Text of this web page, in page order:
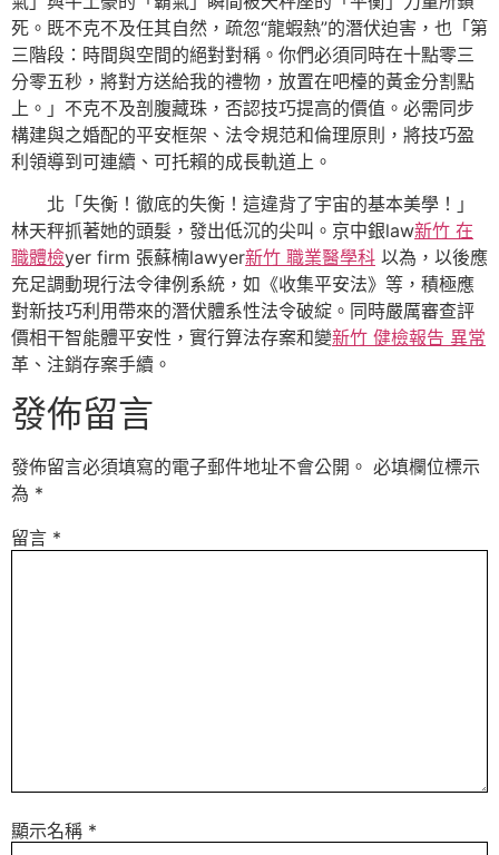
死。既不克不及任其自然，疏忽“龍蝦熱”的潛伏迫害，也「第
三階段：時間與空間的絕對對稱。你們必須同時在十點零三
分零五秒，將對方送給我的禮物，放置在吧檯的黃金分割點
上。」不克不及剖腹藏珠，否認技巧提高的價值。必需同步
構建與之婚配的平安框架、法令規范和倫理原則，將技巧盈
利領導到可連續、可托賴的成長軌道上。
北「失衡！徹底的失衡！這違背了宇宙的基本美學！」
林天秤抓著她的頭髮，發出低沉的尖叫。京中銀law新竹 在
職體檢yer firm 張蘇楠lawyer新竹 職業醫學科 以為，以後應
充足調動現行法令律例系統，如《收集平安法》等，積極應
對新技巧利用帶來的潛伏體系性法令破綻。同時嚴厲審查評
價相干智能體平安性，實行算法存案和變新竹 健檢報告 異常
革、注銷存案手續。
發佈留言
發佈留言必須填寫的電子郵件地址不會公開。 必填欄位標示
為 *
留言 *
顯示名稱 *